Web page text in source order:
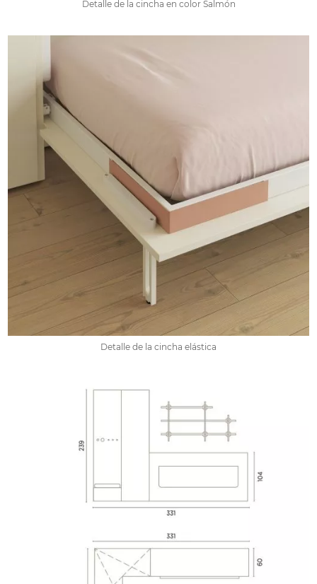
Detalle de la cincha en color Salmón
Detalle de la cincha elástica